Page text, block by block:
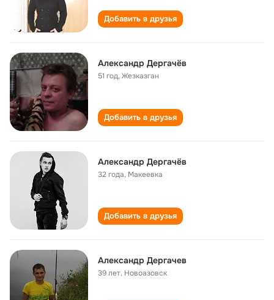
Добавить в друзья
Александр Дергачёв
51 год,Жезказган
Добавить в друзья
Александр Дергачёв
32 года, Макеевка
Добавить в друзья
Александр Дергачев
39 лет, Новоазовск